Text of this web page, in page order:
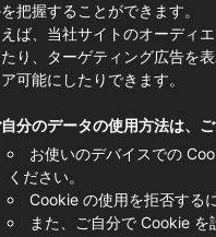
把握することができます。
ば、当社サイトのオーディ
たり、ターゲティング広告を
ア可能にしたりできます。
分のデータの使用方法は、
お使いのデバイスでの
ください。
Cookie の使用を拒否する
また、ご自分で Cookie を